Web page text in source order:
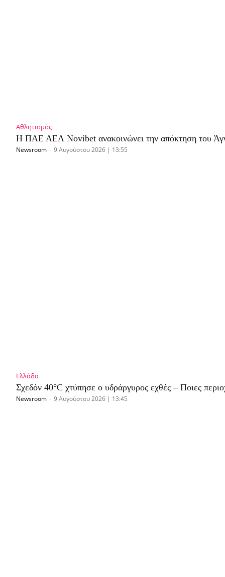
Αθλητισμός
Η ΠΑΕ ΑΕΛ Novibet ανακοινώνει την απόκτηση του
Newsroom - 9 Αυγούστου 2026 | 13:55
Ελλάδα
Σχεδόν 40°C χτύπησε ο υδράργυρος εχθές – Ποιες
Newsroom - 9 Αυγούστου 2026 | 13:45